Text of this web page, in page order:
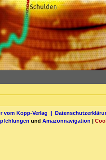
vom Kopp-Verlag |
und Amazonnavigation |